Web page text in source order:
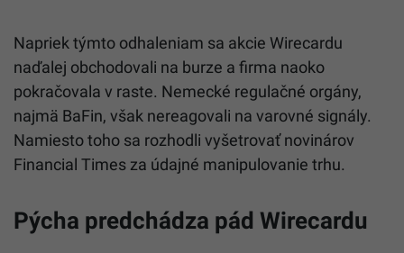
Napriek týmto odhaleniam sa akcie Wirecardu
naďalej obchodovali na burze a firma naoko
pokračovala v raste. Nemecké regulačné orgány,
najmä BaFin, však nereagovali na varovné signály.
Namiesto toho sa rozhodli vyšetrovať novinárov
Financial Times za údajné manipulovanie trhu.
Pýcha predchádza pád Wirecardu